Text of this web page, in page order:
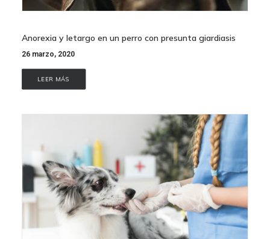
Anorexia y letargo en un perro con presunta giardiasis
26 marzo, 2020
LEER MÁS